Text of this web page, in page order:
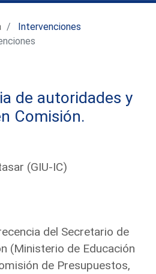
Intervenciones
de autoridades y
Comisión.
(GIU-IC)
del Secretario de
(Ministerio de Educación
de Presupuestos,